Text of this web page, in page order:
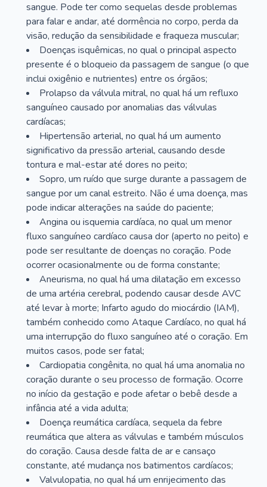
sangue. Pode ter como sequelas desde problemas
para falar e andar, até dormência no corpo, perda da
visão, redução da sensibilidade e fraqueza muscular;
Doenças isquêmicas, no qual o principal aspecto
presente é o bloqueio da passagem de sangue (o que
inclui oxigênio e nutrientes) entre os órgãos;
Prolapso da válvula mitral, no qual há um refluxo
sanguíneo causado por anomalias das válvulas
cardíacas;
Hipertensão arterial, no qual há um aumento
significativo da pressão arterial, causando desde
tontura e mal-estar até dores no peito;
Sopro, um ruído que surge durante a passagem de
sangue por um canal estreito. Não é uma doença, mas
pode indicar alterações na saúde do paciente;
Angina ou isquemia cardíaca, no qual um menor
fluxo sanguíneo cardíaco causa dor (aperto no peito) e
pode ser resultante de doenças no coração. Pode
ocorrer ocasionalmente ou de forma constante;
Aneurisma, no qual há uma dilatação em excesso
de uma artéria cerebral, podendo causar desde AVC
até levar à morte; Infarto agudo do miocárdio (IAM),
também conhecido como Ataque Cardíaco, no qual há
uma interrupção do fluxo sanguíneo até o coração. Em
muitos casos, pode ser fatal;
Cardiopatia congênita, no qual há uma anomalia no
coração durante o seu processo de formação. Ocorre
no início da gestação e pode afetar o bebê desde a
infância até a vida adulta;
Doença reumática cardíaca, sequela da febre
reumática que altera as válvulas e também músculos
do coração. Causa desde falta de ar e cansaço
constante, até mudança nos batimentos cardíacos;
Valvulopatia, no qual há um enrijecimento das